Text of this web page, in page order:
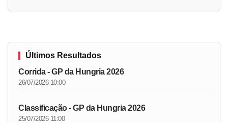
Últimos Resultados
Corrida - GP da Hungria 2026
26/07/2026 10:00
Classificação - GP da Hungria 2026
25/07/2026 11:00